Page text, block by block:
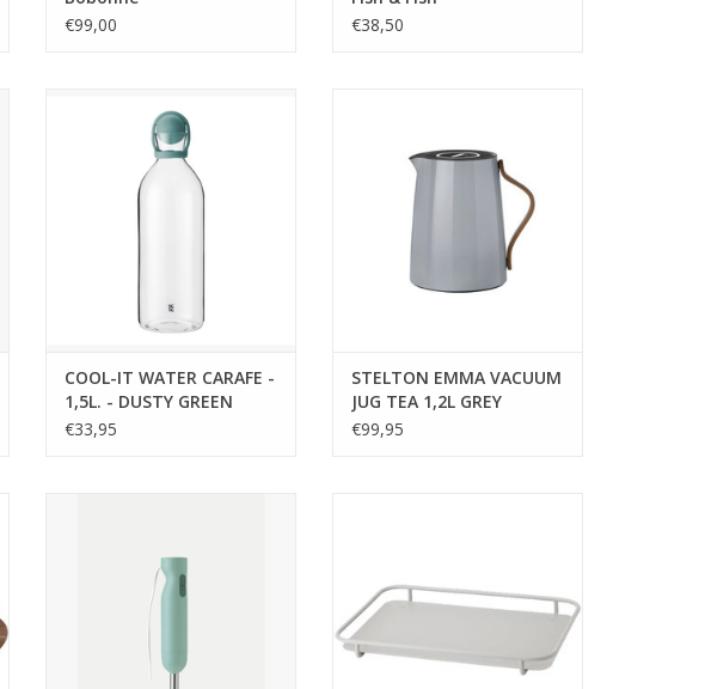
€99,00
€38,50
Couleur: Vert poussiéreux
Dimensions: Hauteur: 31 cm,
Diamètre: 9,6 cm
Capacité: 1,5 l
Nettoyage: Va au lave-vaisselle
COOL-IT WATER CARAFE -
1,5L. - DUSTY GREEN
€33,95
Tapis: acier inoxydable à haute
brillance, plastique ABS, hêtre
Afm: H18,5 x B14 cm
STELTON EMMA VACUUM
JUG TEA 1,2L GREY
€99,95
Foodie est parfait pour un usage
quotidien. FOODIE est une aide
indispensable dans la cuisine
plongeant est doté de deux
Lorsque le café doit être servi
aux invités dans le salon ou que
des boissons fraîches sont